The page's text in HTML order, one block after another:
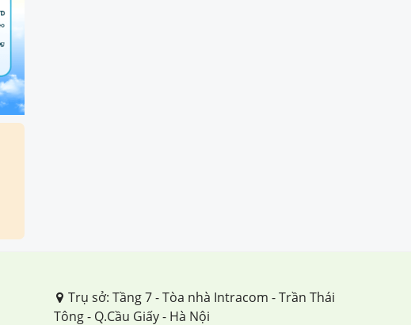
Trụ sở: Tầng 7 - Tòa nhà Intracom - Trần Thái
Tông - Q.Cầu Giấy - Hà Nội